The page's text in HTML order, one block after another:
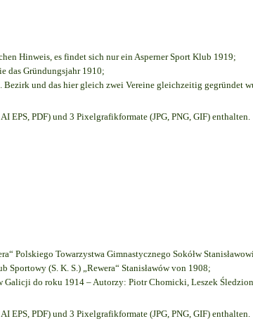
Hinweis, es findet sich nur ein Asperner Sport Klub 1919;
das Gründungsjahr 1910;
und das hier gleich zwei Vereine gleichzeitig gegründet
EPS, PDF) und 3 Pixelgrafikformate (JPG, PNG, GIF) enthalten.
Polskiego Towarzystwa Gimnastycznego Sokółw
Sportowy (S. K. S.) „Rewera“ Stanisławów von 1908;
Galicji do roku 1914 – Autorzy: Piotr Chomicki, Leszek
PDF) und 3 Pixelgrafikformate (JPG, PNG, GIF) enthalten.